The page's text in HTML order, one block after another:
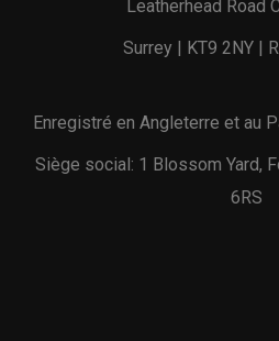
Leatherhead Road
Surrey | KT9 2NY |
Enregistré en Angleterre et au
Siège social: 1 Blossom Yard,
6RS